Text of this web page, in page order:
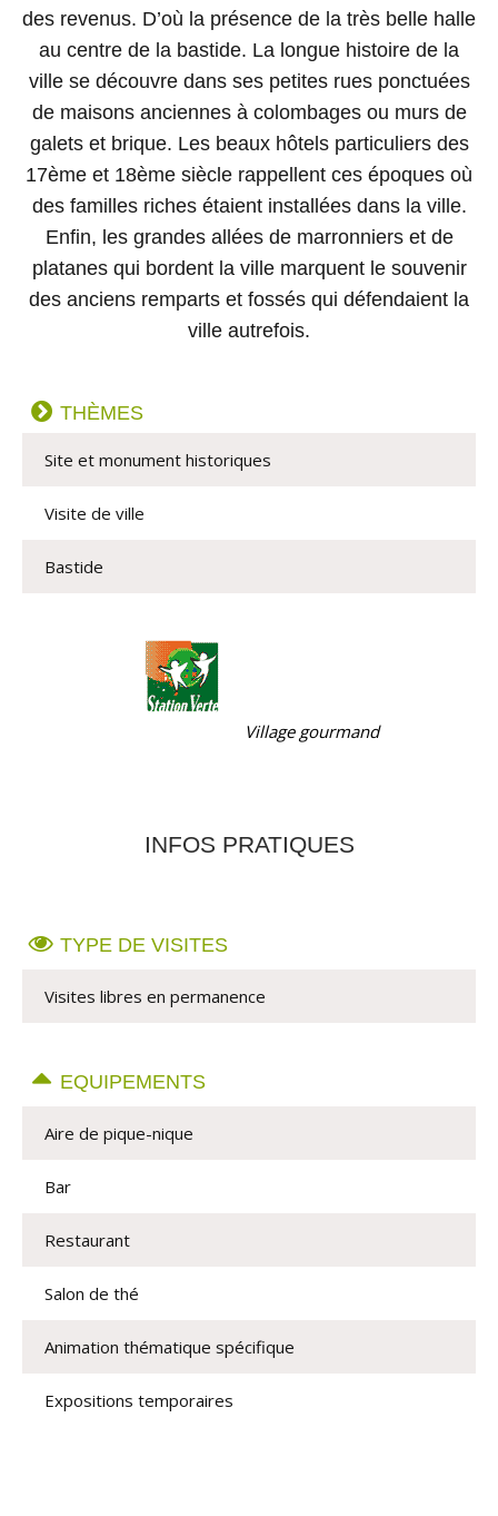
des revenus. D’où la présence de la très belle halle
au centre de la bastide. La longue histoire de la
ville se découvre dans ses petites rues ponctuées
de maisons anciennes à colombages ou murs de
galets et brique. Les beaux hôtels particuliers des
17ème et 18ème siècle rappellent ces époques où
des familles riches étaient installées dans la ville.
Enfin, les grandes allées de marronniers et de
platanes qui bordent la ville marquent le souvenir
des anciens remparts et fossés qui défendaient la
ville autrefois.
THÈMES
Site et monument historiques
Visite de ville
Bastide
Village gourmand
INFOS PRATIQUES
TYPE DE VISITES
Visites libres en permanence
EQUIPEMENTS
Aire de pique-nique
Bar
Restaurant
Salon de thé
Animation thématique spécifique
Expositions temporaires